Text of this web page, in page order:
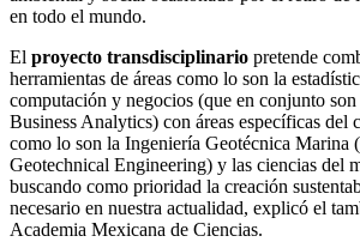
en todo el mundo.
El proyecto transdisciplinario pretende
herramientas de áreas como lo son la
computación y negocios (que en conjunto
Business Analytics) con áreas específicas del
como lo son la Ingeniería Geotécnica Marina
Geotechnical Engineering) y las ciencias del
buscando como prioridad la creación
necesario en nuestra actualidad, explicó el
Academia Mexicana de Ciencias.